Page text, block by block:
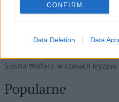
CONFIRM
Data Deletion Data
45 Kielecka Piesza Pielgrzymka na
Coca-Cola dyskryminuje Jezusa
Siostra Wolfers: w czasach
Popularne